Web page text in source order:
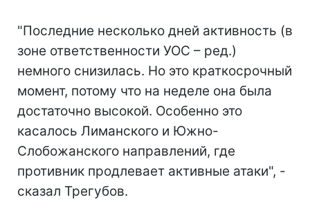
"Последние несколько дней активность (в
зоне ответственности УОС – ред.)
немного снизилась. Но это краткосрочный
момент, потому что на неделе она была
достаточно высокой. Особенно это
касалось Лиманского и Южно-
Слобожанского направлений, где
противник продлевает активные атаки", -
сказал Трегубов.